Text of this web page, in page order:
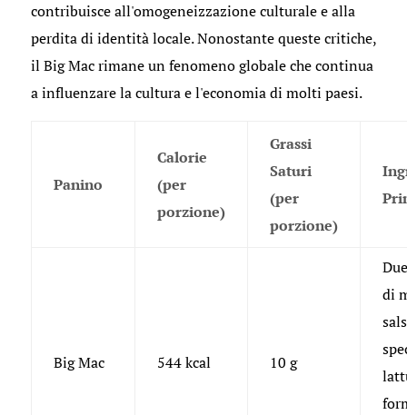
contribuisce all'omogeneizzazione culturale e alla
perdita di identità locale. Nonostante queste critiche,
il Big Mac rimane un fenomeno globale che continua
a influenzare la cultura e l'economia di molti paesi.
Panino
Calorie
(per
porzione)
Grassi
Saturi
(per
porzione)
Big Mac 544 kcal 10 g
di